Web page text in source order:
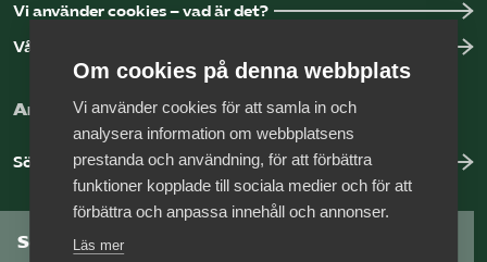
Vi använder cookies – vad är det?
Vår dataskyddspolicy
Arbeta hos Vårdföretagarna?
Sök jobb hos oss
Som medlem har du tillgång till vår digitala
Om cookies på denna webbplats
Vi använder cookies för att samla in och
analysera information om webbplatsens
prestanda och användning, för att förbättra
funktioner kopplade till sociala medier och för att
förbättra och anpassa innehåll och annonser.
Läs mer